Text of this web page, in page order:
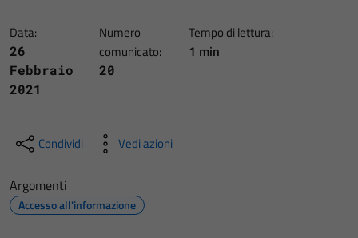
Data:
26
Febbraio
2021
Numero
comunicato:
20
Tempo di lettura:
1 min
Condividi Vedi azioni
Argomenti
Accesso all'informazione